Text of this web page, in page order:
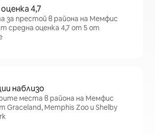
4,7
за престой в района на Мемфис
средна оценка 4,7 от 5 от
наблизо
места в района на Мемфис
Graceland, Memphis Zoo и Shelby